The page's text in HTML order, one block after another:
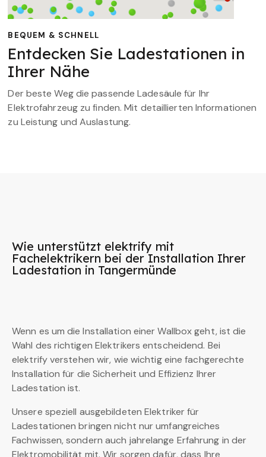
BEQUEM & SCHNELL
Entdecken Sie Ladestationen in
Ihrer Nähe
Der beste Weg die passende Ladesäule für Ihr
Elektrofahrzeug zu finden. Mit detaillierten Informationen
zu Leistung und Auslastung.
Wie unterstützt elektrify mit
Fachelektrikern bei der Installation Ihrer
Ladestation in Tangermünde
Wenn es um die Installation einer Wallbox geht, ist die
Wahl des richtigen Elektrikers entscheidend. Bei
elektrify verstehen wir, wie wichtig eine fachgerechte
Installation für die Sicherheit und Effizienz Ihrer
Ladestation ist.
Unsere speziell ausgebildeten Elektriker für
Ladestationen bringen nicht nur umfangreiches
Fachwissen, sondern auch jahrelange Erfahrung in der
Elektromobilität mit. Wir sorgen dafür, dass Ihre